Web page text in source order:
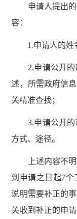
申请人提出的
容：
1.申请人的姓名
2.申请公开的
述，所需政府信
关精准查找；
3.申请公开的
方式、途径。
上述内容不明
到申请之日起7个
说明需要补正的
关收到补正的申